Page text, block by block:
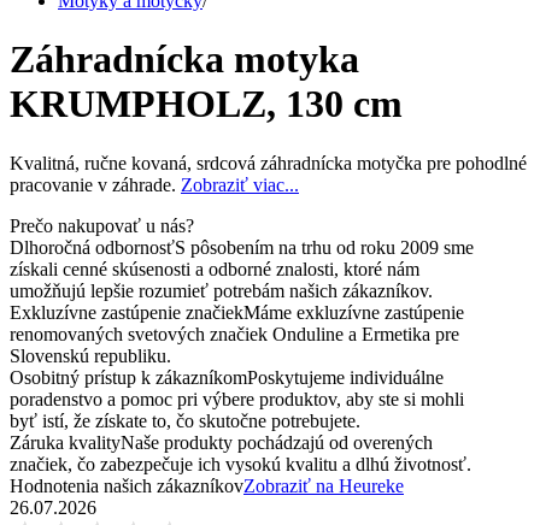
Záhradnícka motyka
KRUMPHOLZ, 130 cm
Kvalitná, ručne kovaná, srdcová záhradnícka motyčka pre pohodlné
pracovanie v záhrade. Zobraziť viac...
Prečo nakupovať u nás?
Dlhoročná odbornosťS pôsobením na trhu od roku 2009 sme
získali cenné skúsenosti a odborné znalosti, ktoré nám
umožňujú lepšie rozumieť potrebám našich zákazníkov.
Exkluzívne zastúpenie značiekMáme exkluzívne zastúpenie
renomovaných svetových značiek Onduline a Ermetika pre
Slovenskú republiku.
Osobitný prístup k zákazníkomPoskytujeme individuálne
poradenstvo a pomoc pri výbere produktov, aby ste si mohli
byť istí, že získate to, čo skutočne potrebujete.
Záruka kvalityNaše produkty pochádzajú od overených
značiek, čo zabezpečuje ich vysokú kvalitu a dlhú životnosť.
Hodnotenia našich zákazníkovZobraziť na Heureke
26.07.2026